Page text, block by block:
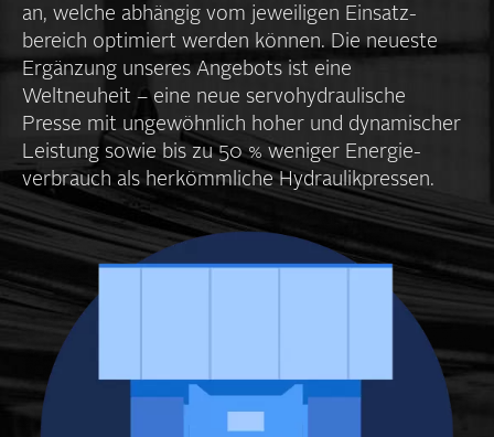
an, welche abhängig vom jeweiligen Einsatz­
bereich optimiert werden können. Die neueste
Ergänzung unseres Angebots ist eine
Weltneuheit – eine neue servo­hydraulische
Presse mit ungewöhnlich hoher und dynamischer
Leistung sowie bis zu 50 % weniger Energie­
verbrauch als her­kömmliche Hydraulikpressen.